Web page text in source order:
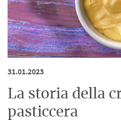
31.01.2023
La storia della
pasticcera